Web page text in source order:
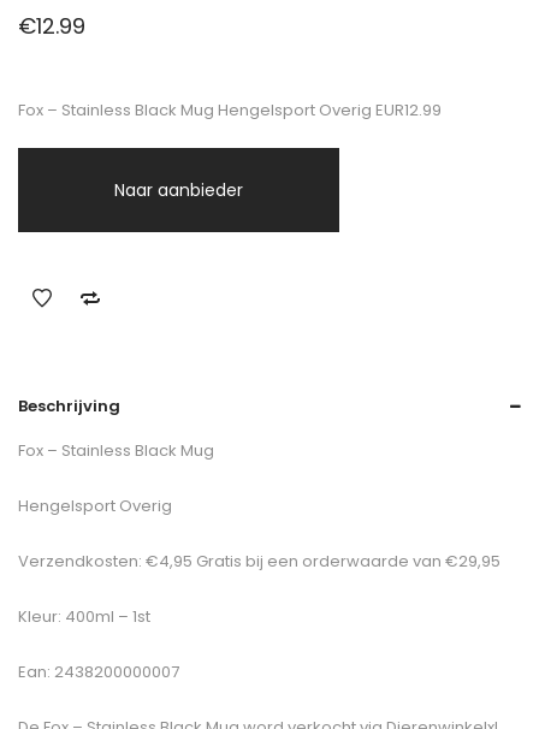
€12.99
Fox – Stainless Black Mug Hengelsport Overig EUR12.99
Naar aanbieder
Beschrijving
Fox – Stainless Black Mug
Hengelsport Overig
Verzendkosten: €4,95 Gratis bij een orderwaarde van €29,95
Kleur: 400ml – 1st
Ean: 2438200000007